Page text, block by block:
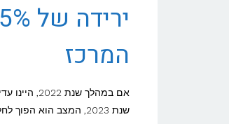
המרכז
אם במהלך
שנת 2023, המצב הוא הפוך לחלוטין.